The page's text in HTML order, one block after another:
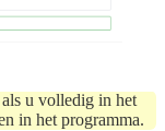
u volledig in het
in het programma.